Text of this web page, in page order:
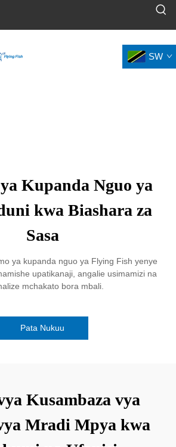
SW
Kupanda Nguo ya
kwa Biashara za
Sasa
ya kupanda nguo ya Flying Fish yenye
upatikanaji, angalie usimamizi na
mchakato bora mbali.
Pata Nukuu
Kusambaza vya
Mradi Mpya kwa